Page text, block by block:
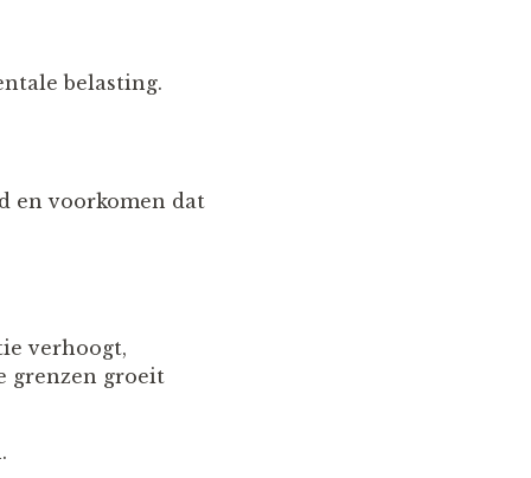
belasting.
en voorkomen dat
verhoogt,
grenzen groeit